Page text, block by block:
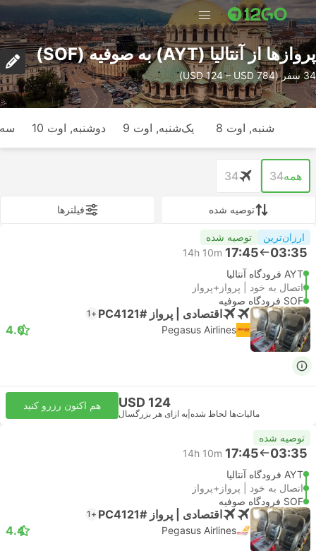
پرواز‌ها از آنتالیا (AYT) به صوفیه (SOF)
34 سفر (USD 124 – USD 784)
شنبه, اوت 8 یک‌شنبه, اوت 9 دوشنبه, اوت 10
همه34
34
توصیه شده فیلتر‌ها
ارزان‌ترین توصیه شده
03:35
17:45
14h 10m
AYT فرودگاه آنتالیا
اتصال به خود | پرواز+پرواز
SOF فرودگاه صوفیه
اقتصادی | پرواز #PC4121 +1
Pegasus Airlines
4.0
USD 124
مالیات‌ها لحاظ شده به ازای هر بزرگسال
هم اکنون رزرو کنید
توصیه شده
03:35
17:45
14h 10m
AYT فرودگاه آنتالیا
اتصال به خود | پرواز+پرواز
SOF فرودگاه صوفیه
اقتصادی | پرواز #PC4121 +1
Pegasus Airlines
4.4